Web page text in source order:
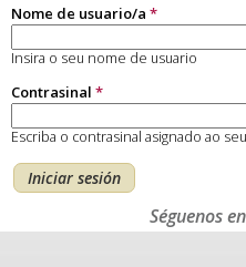
Nome de usuario/a *
Insira o seu nome de usuario
Contrasinal *
Escriba o contrasinal asignado ao
Séguenos